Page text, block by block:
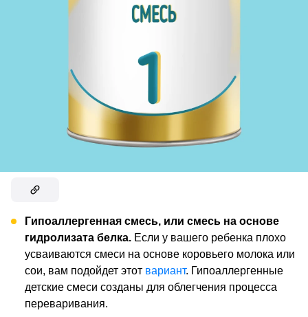
Гипоаллергенная смесь, или смесь на основе
гидролизата белка. Если у вашего ребенка плохо
усваиваются смеси на основе коровьего молока или
сои, вам подойдет этот вариант. Гипоаллергенные
детские смеси созданы для облегчения процесса
переваривания.